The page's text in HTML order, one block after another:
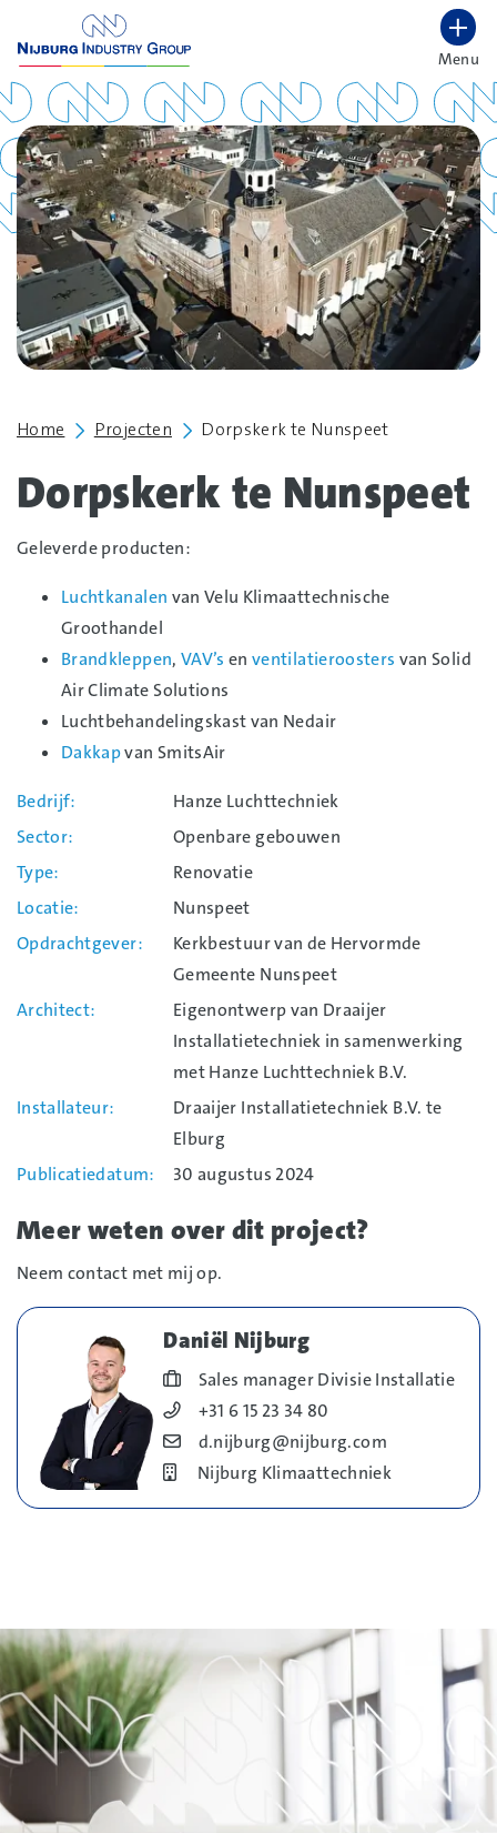
overslaan
Hoog contrast wisselen
Menu
Home Projecten Dorpskerk te Nunspeet
Dorpskerk te Nunspeet
Geleverde producten:
Luchtkanalen van Velu Klimaattechnische
Groothandel
Brandkleppen, VAV’s enventilatieroosters van Solid
Air Climate Solutions
Luchtbehandelingskast van Nedair
Dakkapvan SmitsAir
Bedrijf
Hanze Luchttechniek
Sector
Openbare gebouwen
Type
Renovatie
Locatie
Nunspeet
Opdrachtgever
Kerkbestuur van de Hervormde
Gemeente Nunspeet
Architect
Eigenontwerp van Draaijer
Installatietechniek in samenwerking
met Hanze Luchttechniek B.V.
Installateur
Draaijer Installatietechniek B.V. te
Elburg
Publicatiedatum
30 augustus 2024
Meer weten over dit project?
Neem contact met mij op.
Daniël Nijburg
Blog_field_Functie
Sales manager Divisie Installatie
Blog_field_Telefoonnummer
+31 6 15 23 34 80
Blog_field_E-mail
d.nijburg@nijburg.com
Bedrijf
Nijburg Klimaattechniek